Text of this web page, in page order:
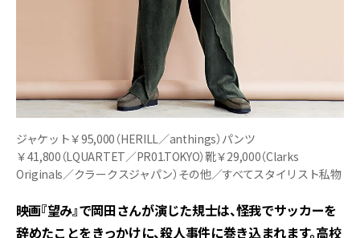
ジャケット￥95,000（HERILL／anthings）パンツ
￥41,800（LQUARTET／PR01.TOKYO）靴￥29,000（Clarks
Originals／クラークスジャパン）その他／すべてスタイリスト私物
――映画『望み』で岡田さんが演じた規士は、怪我でサッカーを
辞めたことをきっかけに、殺人事件に巻き込まれます。高校